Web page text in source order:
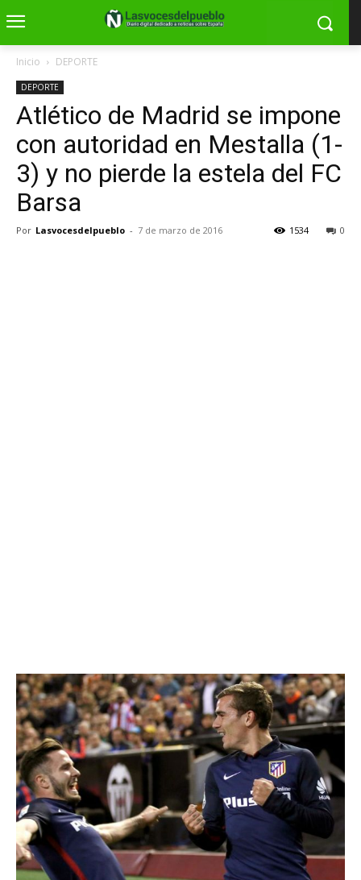
Inicio DEPORTE
DEPORTE
Atlético de Madrid se impone
con autoridad en Mestalla (1-
3) y no pierde la estela del FC
Barsa
Por Lasvocesdelpueblo - 7 de marzo de 2016 0
1534